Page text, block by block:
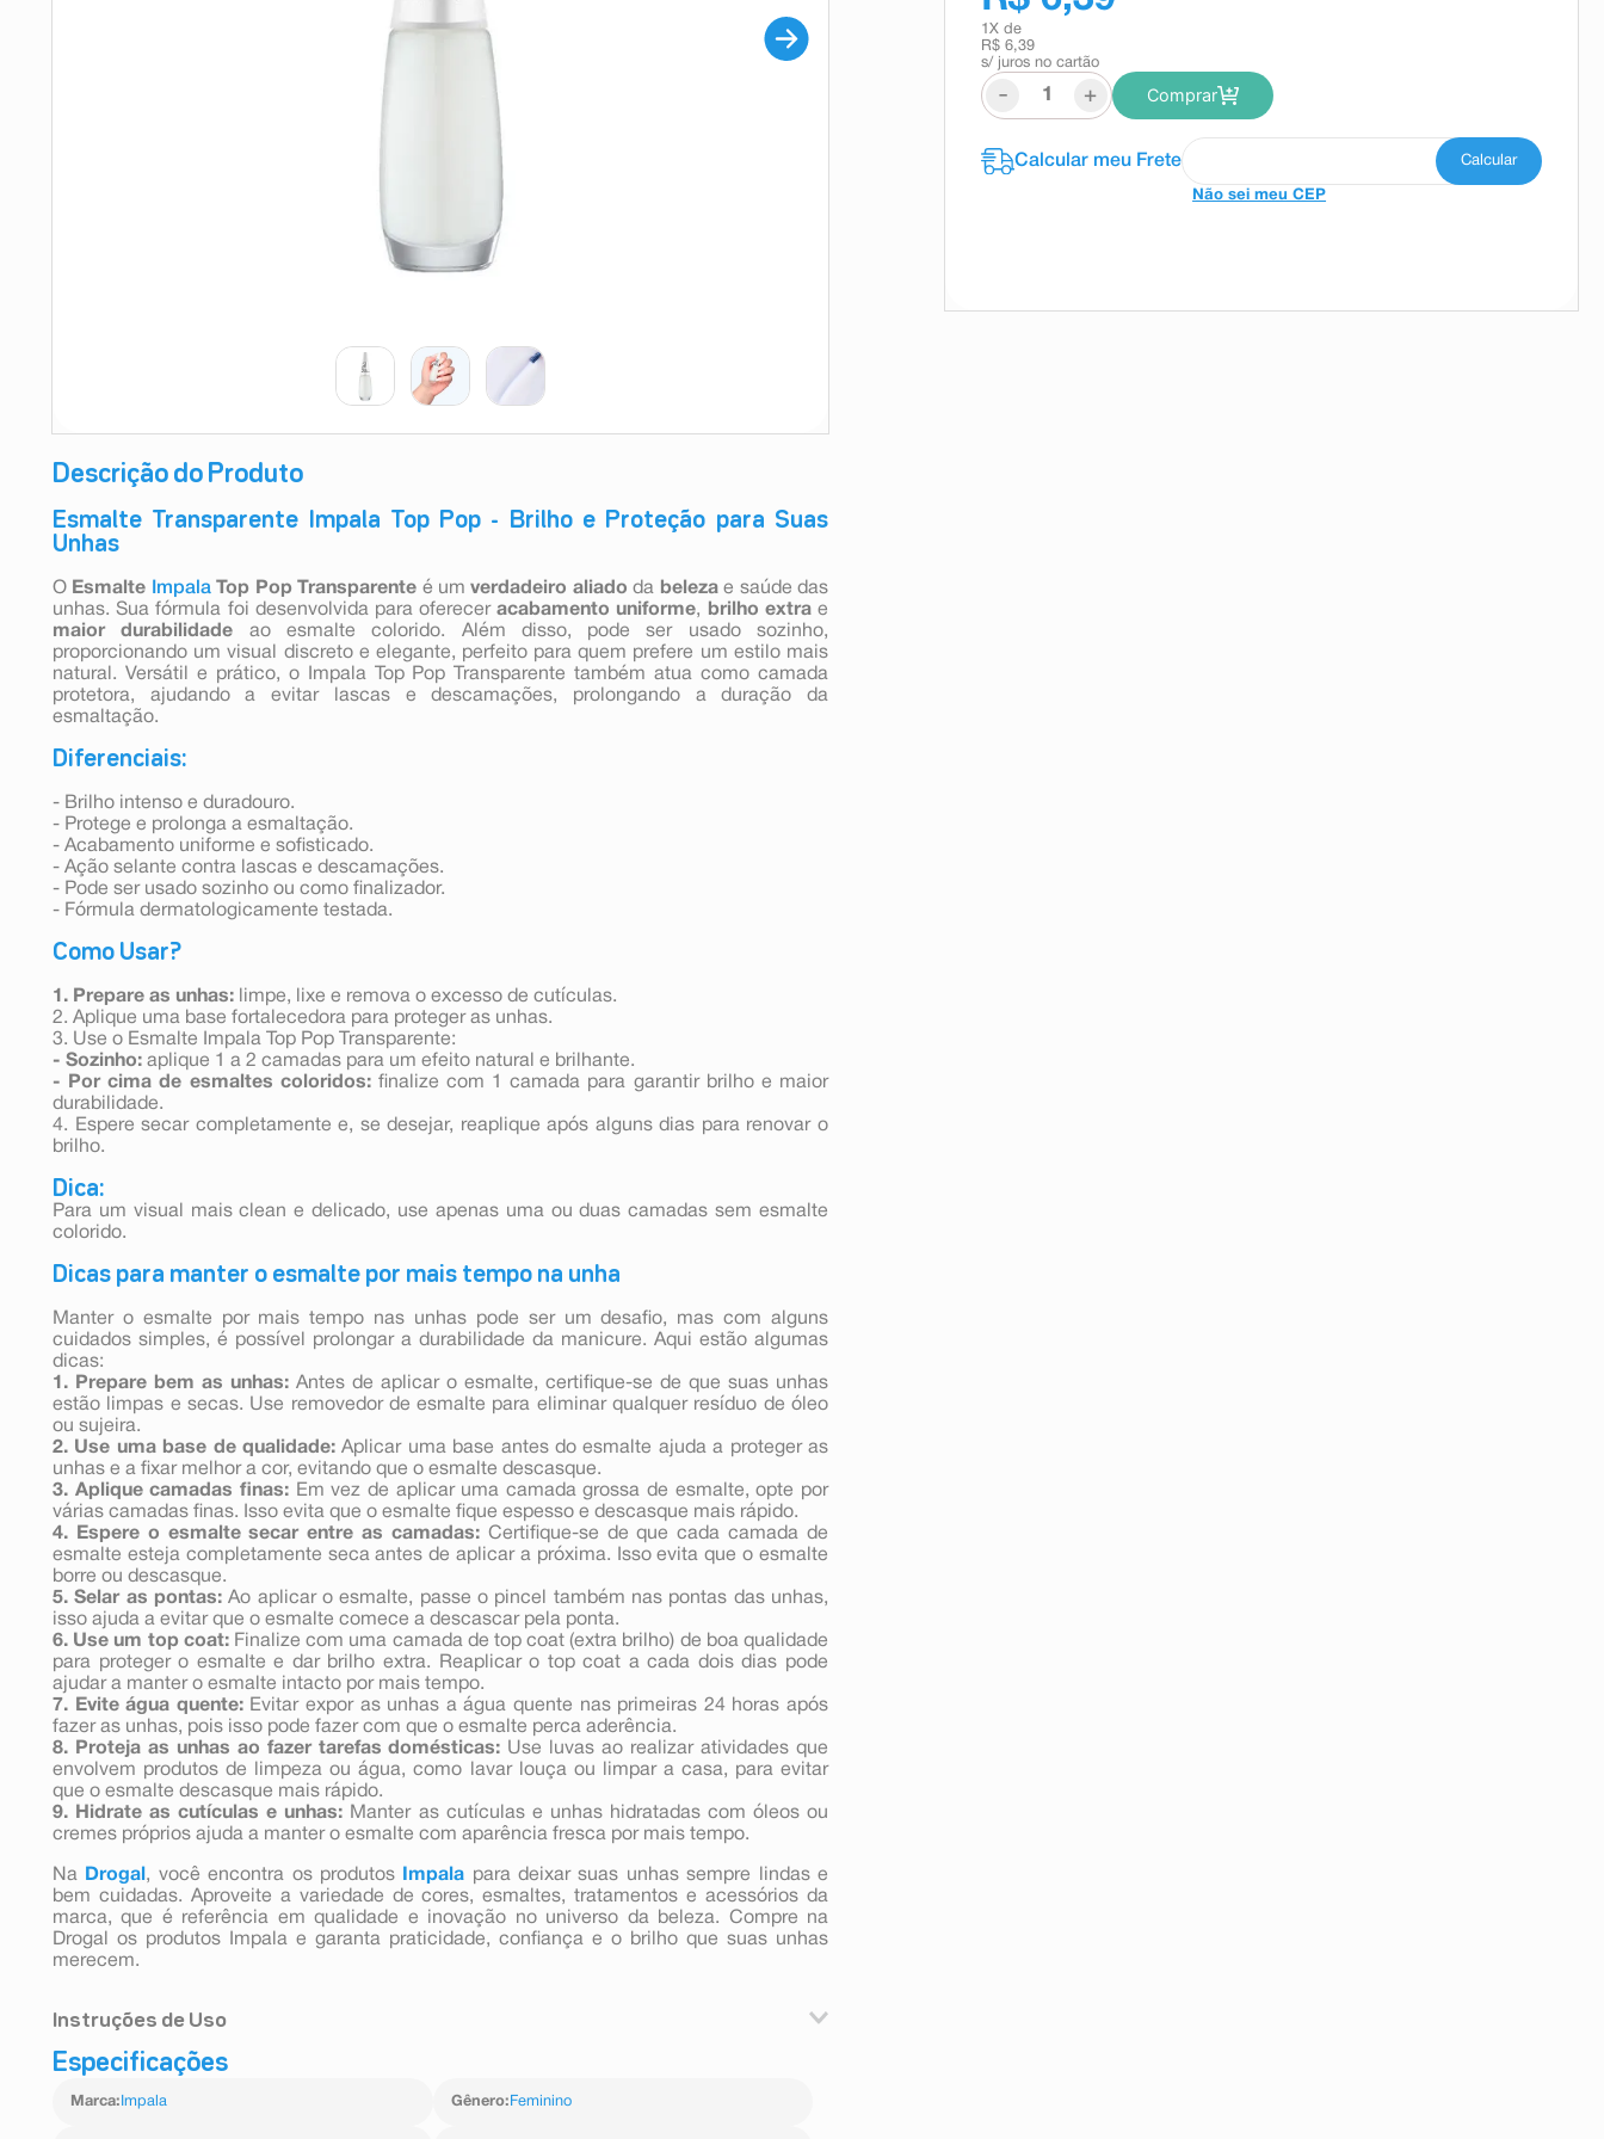
Descrição do Produto
Esmalte Transparente Impala Top Pop - Brilho e Proteção para Suas
Unhas
O Esmalte ImpalaTop Pop Transparente é umverdadeiro aliado da belezae saúde das
unhas. Sua fórmula foi desenvolvida para ofereceracabamento uniforme, brilho extrae
maior durabilidade ao esmalte colorido. Além disso, pode ser usado sozinho,
proporcionando um visual discreto e elegante, perfeito para quem prefere um estilo mais
natural. Versátil e prático, o Impala Top Pop Transparente também atua como camada
protetora, ajudando a evitar lascas e descamações, prolongando a duração da
esmaltação.
Diferenciais:
- Brilho intenso e duradouro.
- Protege e prolonga a esmaltação.
- Acabamento uniforme e sofisticado.
- Ação selante contra lascas e descamações.
- Pode ser usado sozinho ou como finalizador.
- Fórmula dermatologicamente testada.
Como Usar?
1. Prepare as unhas: limpe, lixe e remova o excesso de cutículas.
2. Aplique uma base fortalecedora para proteger as unhas.
3. Use o Esmalte Impala Top Pop Transparente:
- Sozinho: aplique 1 a 2 camadas para um efeito natural e brilhante.
- Por cima de esmaltes coloridos:finalize com 1 camada para garantir brilho e maior
durabilidade.
4. Espere secar completamente e, se desejar, reaplique após alguns dias para renovar o
brilho.
Dica:
Para um visual mais clean e delicado, use apenas uma ou duas camadas sem esmalte
colorido.
Dicas para manter o esmalte por mais tempo na unha
Manter o esmalte por mais tempo nas unhas pode ser um desafio, mas com alguns
cuidados simples, é possível prolongar a durabilidade da manicure. Aqui estão algumas
dicas:
1. Prepare bem as unhas: Antes de aplicar o esmalte, certifique-se de que suas unhas
estão limpas e secas. Use removedor de esmalte para eliminar qualquer resíduo de óleo
ou sujeira.
2. Use uma base de qualidade: Aplicar uma base antes do esmalte ajuda a proteger as
unhas e a fixar melhor a cor, evitando que o esmalte descasque.
3. Aplique camadas finas:Em vez de aplicar uma camada grossa de esmalte, opte por
várias camadas finas. Isso evita que o esmalte fique espesso e descasque mais rápido.
4. Espere o esmalte secar entre as camadas:Certifique-se de que cada camada de
esmalte esteja completamente seca antes de aplicar a próxima. Isso evita que o esmalte
borre ou descasque.
5. Selar as pontas: Ao aplicar o esmalte, passe o pincel também nas pontas das unhas,
isso ajuda a evitar que o esmalte comece a descascar pela ponta.
6. Use um top coat:Finalize com uma camada de top coat (extra brilho) de boa qualidade
para proteger o esmalte e dar brilho extra. Reaplicar o top coat a cada dois dias pode
ajudar a manter o esmalte intacto por mais tempo.
7. Evite água quente:Evitar expor as unhas a água quente nas primeiras 24 horas após
fazer as unhas, pois isso pode fazer com que o esmalte perca aderência.
8. Proteja as unhas ao fazer tarefas domésticas: Use luvas ao realizar atividades que
envolvem produtos de limpeza ou água, como lavar louça ou limpar a casa, para evitar
que o esmalte descasque mais rápido.
9. Hidrate as cutículas e unhas: Manter as cutículas e unhas hidratadas com óleos ou
cremes próprios ajuda a manter o esmalte com aparência fresca por mais tempo.
Na Drogal , você encontra os produtos Impala para deixar suas unhas sempre lindas e
bem cuidadas. Aproveite a variedade de cores, esmaltes, tratamentos e acessórios da
marca, que é referência em qualidade e inovação no universo da beleza. Compre na
Drogal os produtos Impala e garanta praticidade, confiança e o brilho que suas unhas
merecem.
Instruções de Uso
1. Prepare as unhas: limpe, lixe e remova o excesso de cutículas.
3. Use o Esmalte Impala Top Pop Transparente:
Especificações
Marca: Impala Gênero: Feminino
1 X de
R$ 6,39
s/ juros no cartão
- + Comprar
Não sei meu CEP
teste gravidez
esmalte